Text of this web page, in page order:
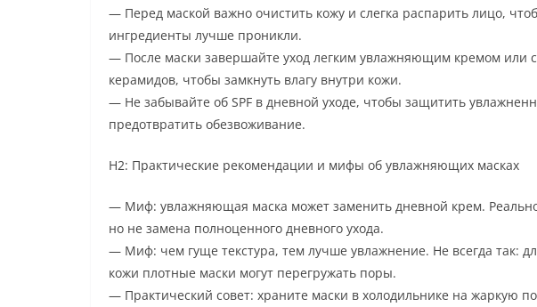
— Перед маской важно очистить кожу и слегка распарить лицо,
ингредиенты лучше проникли.
— После маски завершайте уход легким увлажняющим кремом или
керамидов, чтобы замкнуть влагу внутри кожи.
— Не забывайте об SPF в дневной уходе, чтобы защитить
предотвратить обезвоживание.
H2: Практические рекомендации и мифы об увлажняющих масках
— Миф: увлажняющая маска может заменить дневной крем.
но не замена полноценного дневного ухода.
— Миф: чем гуще текстура, тем лучше увлажнение. Не всегда так:
кожи плотные маски могут перегружать поры.
— Практический совет: храните маски в холодильнике на жаркую